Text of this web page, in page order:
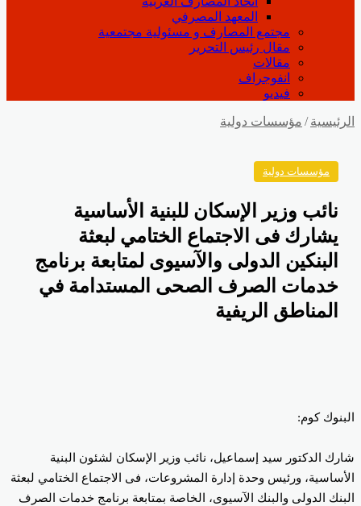
المعهد المصرفي
مجتمع المصارف و مسئولية مجتمعية
مقال رئيس التحرير
مقالات
انفوجراف
فيديو
/مؤسسات دولية
مؤسسات دولية
نائب وزير الإسكان للبنية الأساسية
يشارك فى الاجتماع الختامي لبعثة
البنكين الدولى والآسيوى لمتابعة برنامج
خدمات الصرف الصحى المستدامة في
المناطق الريفية
كوم:
الدكتور سيد إسماعيل، نائب وزير الإسكان لشئون البنية
ورئيس وحدة إدارة المشروعات، فى الاجتماع الختامي لبعثة
الدولى والبنك الآسيوى، الخاصة بمتابعة برنامج خدمات الصرف